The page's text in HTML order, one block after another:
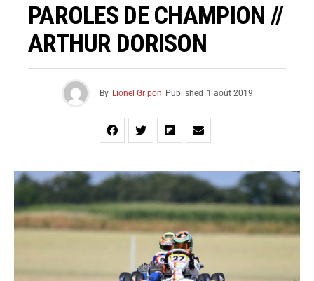
PAROLES DE CHAMPION //
ARTHUR DORISON
By Lionel Gripon Published 1 août 2019